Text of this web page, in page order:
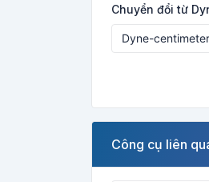
Chuyển đổi từ
Công cụ liên